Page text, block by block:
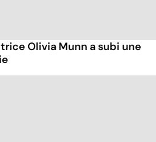
Olivia Munn a subi une